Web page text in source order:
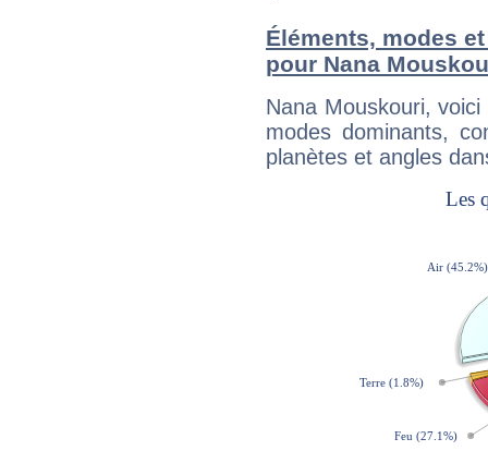
Éléments, modes
pour Nana
Nana Mouskouri,
modes dominants,
planètes et angles